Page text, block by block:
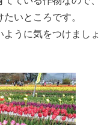
たいところです。
うに気をつけましょ